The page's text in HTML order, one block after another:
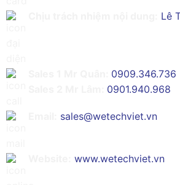
Lê
0909.346.736
0901.940.968
sales@wetechviet.vn
www.wetechviet.vn